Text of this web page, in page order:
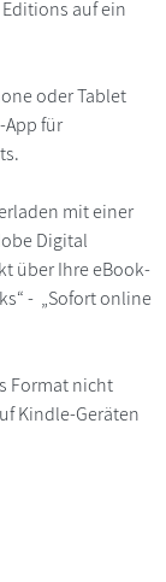
Editions auf ein
oder Tablet
App für
mit einer
Digital
über Ihre eBook-
- „Sofort online
Format nicht
Kindle-Geräten